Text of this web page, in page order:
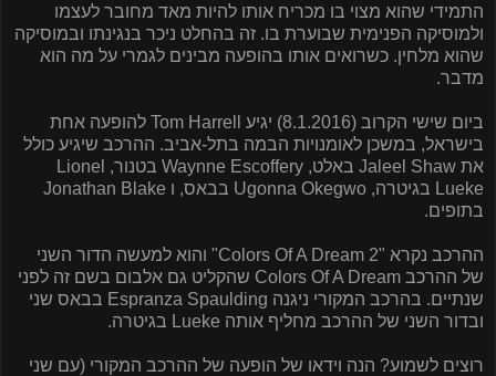
התמידי שהוא מצוי בו מכריח אותו להיות מאד מחובר לעצמו
ולמוסיקה הפנימית שבוערת בו. זה בהחלט ניכר בנגינתו ובמוסיקה
שהוא מלחין. כשרואים אותו בהופעה מבינים לגמרי על מה הוא
מדבר.
ביום שישי הקרוב (8.1.2016) יגיע Tom Harrell להופעה אחת
בישראל, במשכן לאומנויות הבמה בתל-אביב. ההרכב שיגיע כולל
את Jaleel Shaw באלט, Waynne Escoffery בטנור, Lionel
Lueke בגיטרה, Ugonna Okegwo בבאס, ו Jonathan Blake
בתופים.
ההרכב נקרא "Colors Of A Dream 2" והוא למעשה הדור השני
של ההרכב Colors Of A Dream שהקליט גם אלבום בשם זה לפני
שנתיים. בהרכב המקורי ניגנה Espranza Spaulding בבאס שני
ובדור השני של ההרכב מחליף אותה Lueke בגיטרה.
רוצים לשמוע? הנה וידאו של הופעה של ההרכב המקורי (עם שני